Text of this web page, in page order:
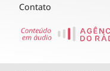
Contato